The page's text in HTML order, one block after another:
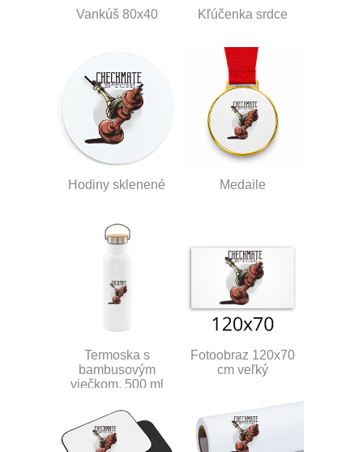
Vankúš 80x40 Kľúčenka srdce
Hodiny sklenené Medaile
Termoska s
bambusovým
viečkom, 500 ml
Fotoobraz 120x70
cm veľký